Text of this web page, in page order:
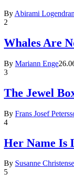
By Abirami Logendran
2
Whales Are
By Mariann Enge
3
The Jewel
By Frans Josef
4
Her Name Is
By Susanne
5